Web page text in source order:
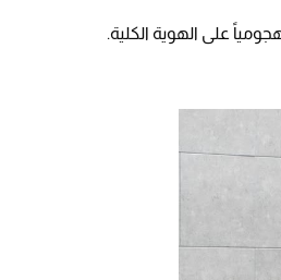
على الهوية الكلية.